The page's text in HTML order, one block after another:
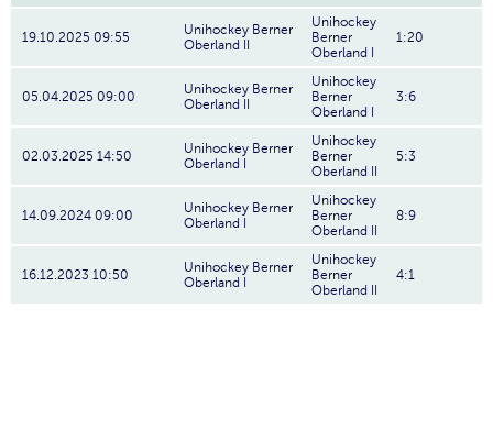
19.10.2025 09:55
Unihockey Berner
Oberland II
Unihockey
Berner
Oberland I
1:20
05.04.2025 09:00
Unihockey Berner
Oberland II
Unihockey
Berner
Oberland I
3:6
02.03.2025 14:50
Unihockey Berner
Oberland I
Unihockey
Berner
Oberland II
5:3
14.09.2024 09:00
Unihockey Berner
Oberland I
Unihockey
Berner
Oberland II
8:9
16.12.2023 10:50
Unihockey Berner
Oberland I
Unihockey
Berner
Oberland II
4:1